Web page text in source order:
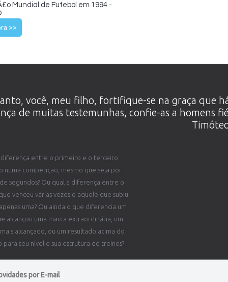
Mundial de Futebol em 1994 -
>>
você, meu filho, fortifique-se na graça que
de muitas testemunhas, confie-as a homens
diferença entre o primeiro e o terceiro
numa competição, mesmo que seja por
segundos? Ou qual a diferença entre o
venceu várias vezes e aquele que subiu
uma? Ou ainda o que diferencia um
alcançou uma marca extraordinária, um
alcançado, ou um resultado acima do
para seu nível e sua estrutura de treinos?